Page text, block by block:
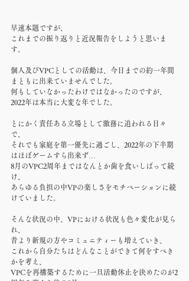
早速本題ですが、
これまでの振り返りと近況報告をしようと思いま
す。
個人及びVPCとしての活動は、今日までの約一年間
まともに出来ていませんでした。
何もしていなかったわけではなかったのですが、
2022年は本当に大変な年でした。
とにかく責任ある立場として激務に追われる日々
で、
それでも家庭を第一優先に過ごし、2022年の下半期
はほぼゲームすら出来ず…
8月のVPC2周年まではなんとか歯を食いしばって続
け、
あらゆる負担の中VPの楽しさをモチベーションに続
けていました。
そんな状況の中、VPにおける状況も色々変化が見ら
れ、
昔より新規の方やコミュニティーも増えていき、
これから自分たちはどんなことができて何をすべき
かを考え、
VPCを再構築するために一旦活動休止を決めたのが2